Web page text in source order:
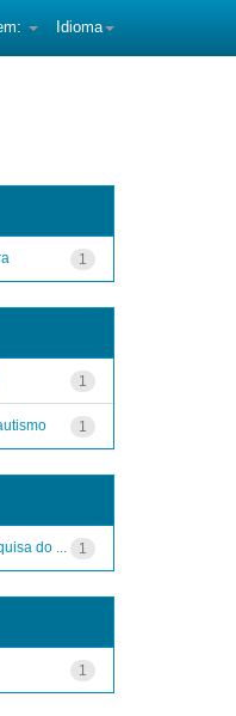
Idioma
1
1
1
1
do ...
1